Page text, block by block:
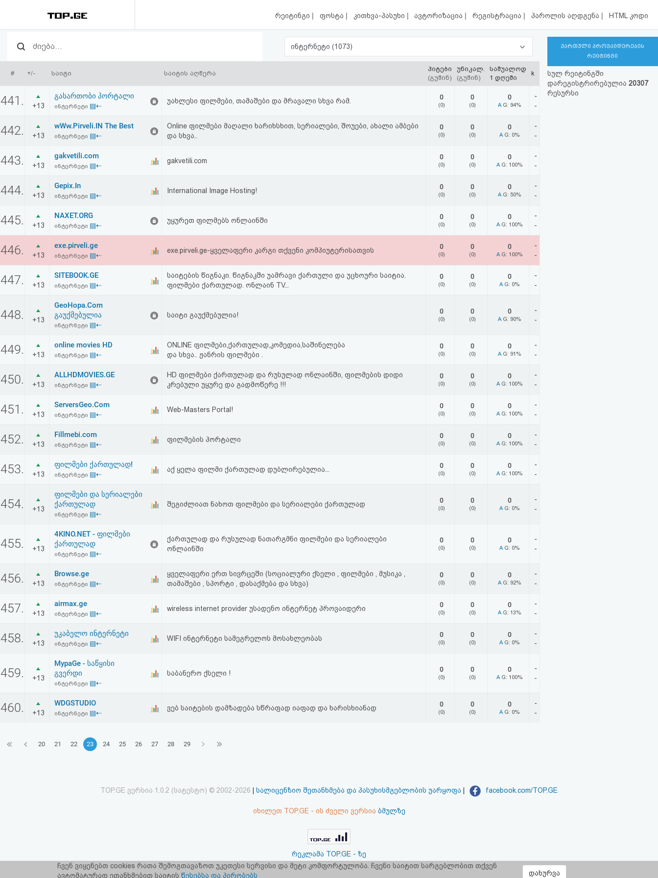
რეიტინგი | ფოსტა | კითხვა-პასუხი | ავტორიზაცია | რეგისტრაცია | პაროლის აღდგენა | HTML კოდი
რეიტინგი
(მთავარი)
ფოსტა
პასუხი
ავტორიზაცია
რეგისტრაცია
აღდგენა
HTML
შეთანხმება
პასუხისმგებლობის
ინტერნეტი (1073)
# +/- საიტი საიტის აღწერა
ჰიტები
(გუშინ)
უნიკალ.
(გუშინ)
საშუალოდ
1 დღეში
k
441. +13
გასართობი პორტალი
ინტერნეტი ▤⇠
უახლესი ფილმები, თამაშები და მრავალი სხვა რამ. 0
(0)
0
(0)
0
A G: 94%
-
-
442. +13
wWw.Pirveli.IN The Best
ინტერნეტი ▤⇠
Online ფილმები მაღალი ხარიხსხით, სერიალები, შოუები, ახალი ამბები
და სხვა..
0
(0)
0
(0)
0
A G: 0%
-
-
443. +13
gakvetili.com
ინტერნეტი ▤⇠
gakvetili.com 0
(0)
0
(0)
0
A G: 100%
-
-
444. +13
Gepix.In
ინტერნეტი ▤⇠
International Image Hosting! 0
(0)
0
(0)
0
A G: 50%
-
-
445. +13
NAXET.ORG
ინტერნეტი ▤⇠
უყურეთ ფილმებს ონლაინში 0
(0)
0
(0)
0
A G: 100%
-
-
446. +13
exe.pirveli.ge
ინტერნეტი ▤⇠
exe.pirveli.ge-ყველაფერი კარგი თქვენი კომპიუტერისათვის 0
(0)
0
(0)
0
A G: 100%
-
-
447. +13
SITEBOOK.GE
ინტერნეტი ▤⇠
საიტების წიგნაკი. წიგნაკში უამრავი ქართული და უცხოური საიტია.
ფილმები ქართულად. ონლაინ TV...
0
(0)
0
(0)
0
A G: 0%
-
-
448. +13
GeoHopa.Com
გაუქმებულია
ინტერნეტი ▤⇠
საიტი გაუქმებულია! 0
(0)
0
(0)
0
A G: 90%
-
-
449. +13
online movies HD
ინტერნეტი ▤⇠
ONLINE ფილმები,ქართულად,კომედია,საშინელება
და სხვა.. ჟანრის ფილმები .
0
(0)
0
(0)
0
A G: 91%
-
-
450. +13
ALLHDMOVIES.GE
ინტერნეტი ▤⇠
HD ფილმები ქართულად და რუსულად ონლაინში, ფილმების დიდი
კრებული უყურე და გადმოწერე !!!
0
(0)
0
(0)
0
A G: 100%
-
-
451. +13
ServersGeo.Com
ინტერნეტი ▤⇠
Web-Masters Portal! 0
(0)
0
(0)
0
A G: 100%
-
-
452. +13
Fillmebi.com
ინტერნეტი ▤⇠
ფილმების პორტალი 0
(0)
0
(0)
0
A G: 100%
-
-
453. +13
ფილმები ქართულად!
ინტერნეტი ▤⇠
აქ ყელა ფილმი ქართულად დუბლირებულია... 0
(0)
0
(0)
0
A G: 100%
-
-
454. +13
ფილმები და სერიალები
ქართულად
ინტერნეტი ▤⇠
შეგიძლიათ ნახოთ ფილმები და სერიალები ქართულად 0
(0)
0
(0)
0
A G: 0%
-
-
455. +13
4KINO.NET - ფილმები
ქართულად
ინტერნეტი ▤⇠
ქართულად და რუსულად ნათარგმნი ფილმები და სერიალები
ონლაინში
0
(0)
0
(0)
0
A G: 0%
-
-
456. +13
Browse.ge
ინტერნეტი ▤⇠
ყველაფერი ერთ სივრცეში (სოციალური ქსელი , ფილმები , მუსიკა ,
თამაშები , სპორტი , დასაქმება და სხვა)
0
(0)
0
(0)
0
A G: 92%
-
-
457. +13
airmax.ge
ინტერნეტი ▤⇠
wireless internet provider უსადენო ინტერნეტ პროვაიდერი 0
(0)
0
(0)
0
A G: 13%
-
-
458. +13
უკაბელო ინტერნეტი
ინტერნეტი ▤⇠
WIFI ინტერნეტი სამეგრელოს მოსახლეობას 0
(0)
0
(0)
0
A G: 0%
-
-
459. +13
MypaGe - საწყისი
გვერდი
ინტერნეტი ▤⇠
საბანერო ქსელი ! 0
(0)
0
(0)
0
A G: 100%
-
-
460. +13
WDGSTUDIO
ინტერნეტი ▤⇠
ვებ საიტების დამზადება სწრაფად იაფად და ხარისხიანად 0
(0)
0
(0)
0
A G: 0%
-
-
20 21 22 23 24 25 26 27 28 29
ქართული პროვაიდერების
რეიტინგი
სულ რეიტინგში
დარეგისტრირებულია 20307
რესურსი
TOP.GE ვერსია 1.0.2 (სატესტო) © 2002-2026 სალიცენზიო შეთანხმება და პასუხისმგებლობის უარყოფა facebook.com/TOP.GE
იხილეთ TOP.GE - ის ძველი ვერსია ბმულზე
რეკლამა TOP.GE - ზე
TOP.GE-ს სერვერების განთავსებას და ინტერნეტთან კავშირს უზრუნველყოფს:
ჩვენ ვიყენებთ cookies რათა შემოგთავაზოთ უკეთესი სერვისი და მეტი კომფორტულობა. ჩვენი საიტით სარგებლობით თქვენ
ავტომატურად ეთანხმებით საიტის წესებსა და პირობებს დახურვა